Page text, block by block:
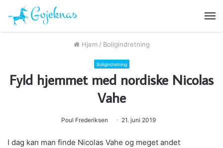
Hjem / Boligindretning
Boligindretning
Fyld hjemmet med nordiske Nicolas
Vahe
Poul Frederiksen 21. juni 2019
I dag kan man finde Nicolas Vahe og meget andet